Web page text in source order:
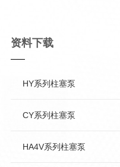
资料下载
HY系列柱塞泵
CY系列柱塞泵
HA4V系列柱塞泵